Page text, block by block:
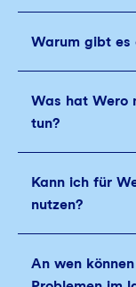
Warum gibt es
Was hat Wero
tun?
Kann ich für
nutzen?
An wen